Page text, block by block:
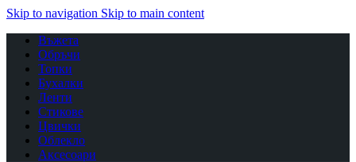
Skip to navigation Skip to main content
Въжета
Обръчи
Топки
Бухалки
Ленти
Стикове
Цвички
Облекло
Аксесоари